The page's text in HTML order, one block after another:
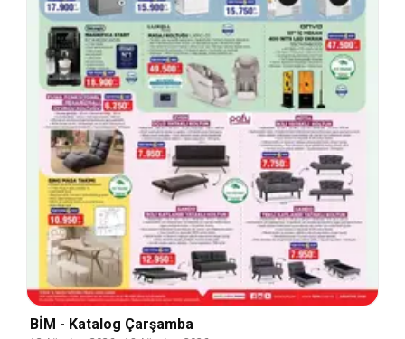
BİM - Katalog Çarşamba